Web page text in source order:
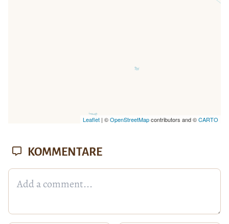
Leaflet| ©OpenStreetMapcontributors and ©CARTO
KOMMENTARE